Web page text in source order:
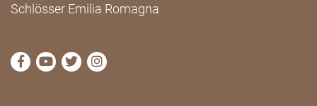
Schlösser Emilia Romagna
die Seite Facebook von Cammini Emilia-Romagna
die Seite YouTube von Cammini Emilia-
die Seite Twitter von Cammini Emilia-
die Seite Instagram von Cammini